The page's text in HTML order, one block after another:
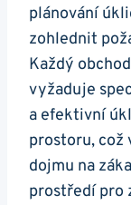
plánování
zohlednit
Každý
vyžaduje
a efektivní
prostoru, což
dojmu na
prostředí pro